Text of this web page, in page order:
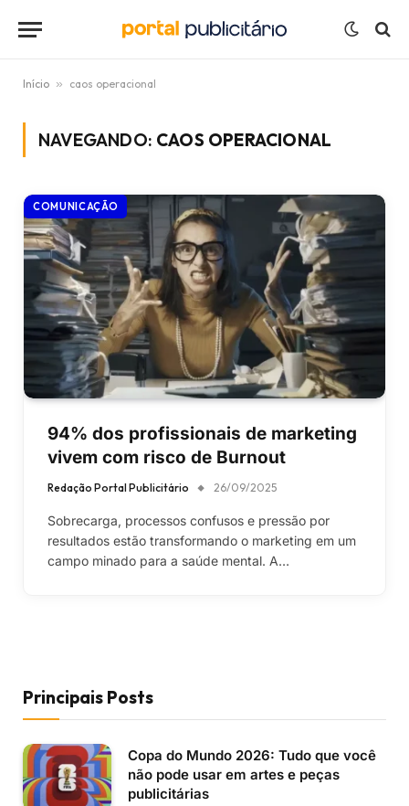
Início » caos operacional
NAVEGANDO: CAOS OPERACIONAL
COMUNICAÇÃO
94% dos profissionais de marketing
vivem com risco de Burnout
Redação Portal Publicitário 26/09/2025
Sobrecarga, processos confusos e pressão por
resultados estão transformando o marketing em um
campo minado para a saúde mental. A…
Principais Posts
Copa do Mundo 2026: Tudo que você
não pode usar em artes e peças
publicitárias